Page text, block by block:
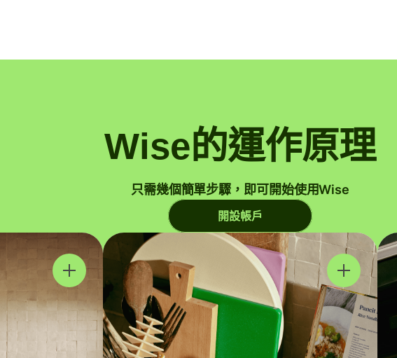
Wise的運作原理
只需幾個簡單步驟，即可開始使用Wise
開設帳戶